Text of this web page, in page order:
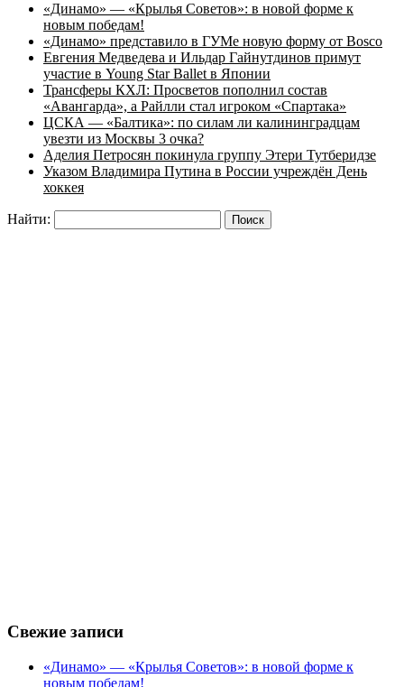
«Динамо» — «Крылья Советов»: в новой форме к
новым победам!
«Динамо» представило в ГУМе новую форму от Bosco
Евгения Медведева и Ильдар Гайнутдинов примут
участие в Young Star Ballet в Японии
Трансферы КХЛ: Просветов пополнил состав
«Авангарда», а Райлли стал игроком «Спартака»
ЦСКА — «Балтика»: по силам ли калининградцам
увезти из Москвы 3 очка?
Аделия Петросян покинула группу Этери Тутберидзе
Указом Владимира Путина в России учреждён День
хоккея
Найти:
Свежие записи
«Динамо» — «Крылья Советов»: в новой форме к
новым победам!